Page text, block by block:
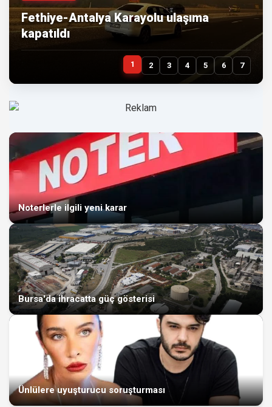
Fethiye-Antalya Karayolu ulaşıma
kapatıldı
1 2 3 4 5 6 7
Noterlerle ilgili yeni karar
Bursa'da ihracatta güç gösterisi
Ünlülere uyuşturucu soruşturması